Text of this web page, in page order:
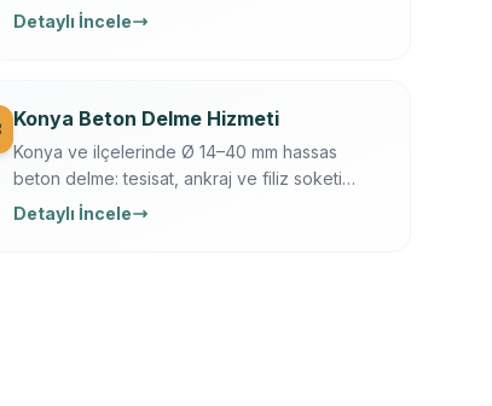
kolon ekleme. Ferroscan kontrollü, çekme
Detaylı İncele
Konya Beton Delme Hizmeti
Konya ve ilçelerinde Ø 14–40 mm hassas
beton delme: tesisat, ankraj ve filiz soketi
delikleri. Elmas karot + darbeli teknik,
Detaylı İncele